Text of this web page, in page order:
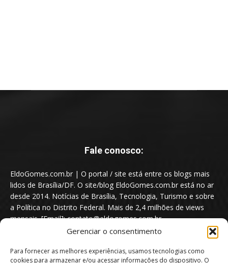
Gerenciar o consentimento
Para fornecer as melhores experiências, usamos tecnologias como
cookies para armazenar e/ou acessar informações do dispositivo. O
Fale conosco:
EldoGomes.com.br | O portal / site está entre os blogs mais
lidos de Brasília/DF. O site/blog EldoGomes.com.br está no ar
desde 2014. Notícias de Brasília, Tecnologia, Turismo e sobre
a Política no Distrito Federal. Mais de 2,4 milhões de views
mensais. [Email]: contato@eldogomes.com.br